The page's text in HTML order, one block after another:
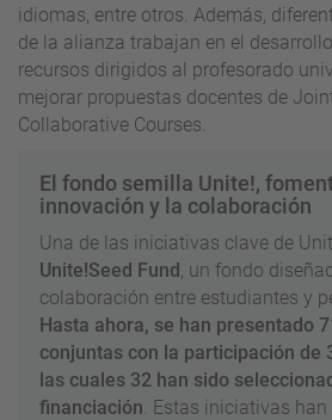
idiomas, entre otros. Además,
de la alianza trabajan en el
recursos dirigidos al profesorado
mejorar propuestas docentes de
Collaborative Courses.
El fondo semilla Unite!,
innovación y la colaboración
Una de las iniciativas clave de
Unite!Seed Fund , un fondo
colaboración entre estudiantes y
Hasta ahora, se han presentado
conjuntas con la participación de
las cuales 32 han sido
financiación . Estas iniciativas